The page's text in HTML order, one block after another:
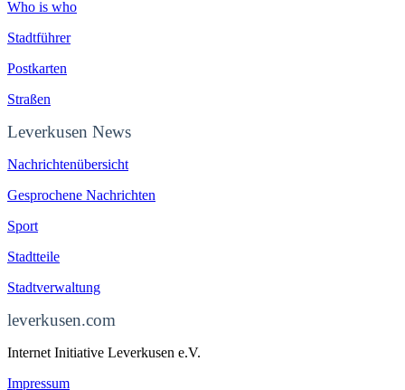
Who is who
Stadtführer
Postkarten
Straßen
Leverkusen News
Nachrichtenübersicht
Gesprochene Nachrichten
Sport
Stadtteile
Stadtverwaltung
leverkusen.com
Internet Initiative Leverkusen e.V.
Impressum